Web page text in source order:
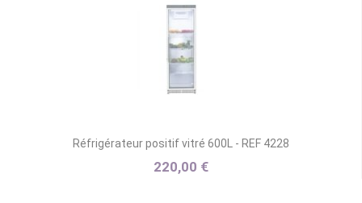
Réfrigérateur positif vitré 600L - REF 4228
220,00 €